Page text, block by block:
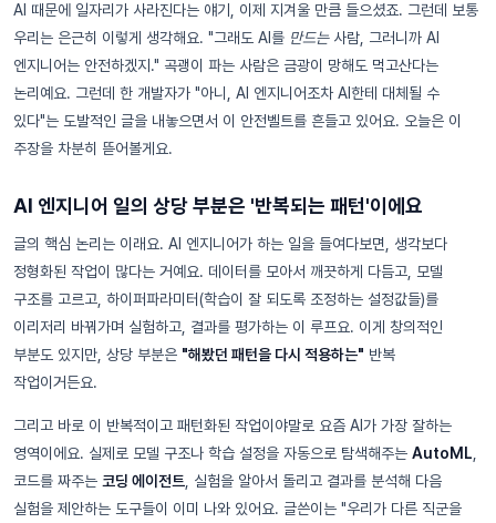
AI 때문에 일자리가 사라진다는 얘기, 이제 지겨울 만큼 들으셨죠. 그런데 보통
우리는 은근히 이렇게 생각해요. "그래도 AI를 만드는사람, 그러니까 AI
엔지니어는 안전하겠지." 곡괭이 파는 사람은 금광이 망해도 먹고산다는
논리예요. 그런데 한 개발자가 "아니, AI 엔지니어조차 AI한테 대체될 수
있다"는 도발적인 글을 내놓으면서 이 안전벨트를 흔들고 있어요. 오늘은 이
주장을 차분히 뜯어볼게요.
AI 엔지니어 일의 상당 부분은 '반복되는 패턴'이에요
글의 핵심 논리는 이래요. AI 엔지니어가 하는 일을 들여다보면, 생각보다
정형화된 작업이 많다는 거예요. 데이터를 모아서 깨끗하게 다듬고, 모델
구조를 고르고, 하이퍼파라미터(학습이 잘 되도록 조정하는 설정값들)를
이리저리 바꿔가며 실험하고, 결과를 평가하는 이 루프요. 이게 창의적인
부분도 있지만, 상당 부분은 "해봤던 패턴을 다시 적용하는" 반복
작업이거든요.
그리고 바로 이 반복적이고 패턴화된 작업이야말로 요즘 AI가 가장 잘하는
영역이에요. 실제로 모델 구조나 학습 설정을 자동으로 탐색해주는 AutoML
코드를 짜주는 코딩 에이전트 , 실험을 알아서 돌리고 결과를 분석해 다음
실험을 제안하는 도구들이 이미 나와 있어요. 글쓴이는 "우리가 다른 직군을